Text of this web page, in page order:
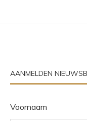
AANMELDEN
Voornaam